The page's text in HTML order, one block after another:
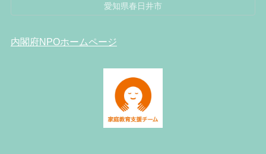
愛知県春日井市
内閣府NPOホームページ